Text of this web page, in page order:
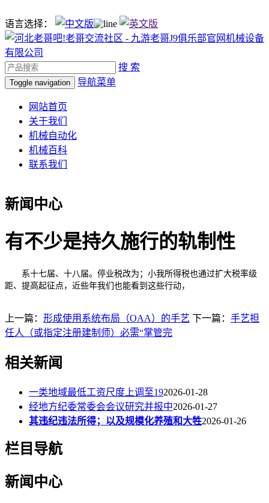
语言选择：
搜 索
Toggle navigation 导航菜单
网站首页
关于我们
机械自动化
机械百科
联系我们
新闻中心
有不少是持久施行的轨制性
系十七届、十八届。停业税改为；小我所得税也通过扩大税率级
距、提高起征点，近些年我们也能看到这些行动，
上一篇： 形成使用系统布局（OAA）的手艺 下一篇： 手艺担
任人（或指定注册建制师）必需“掌管完
相关新闻
一类地域最低工资尺度上调至192026-01-28
经地方纪委常委会会议研究并报中2026-01-27
其违纪违法所得；以及规模化养殖和大牲2026-01-26
栏目导航
新闻中心